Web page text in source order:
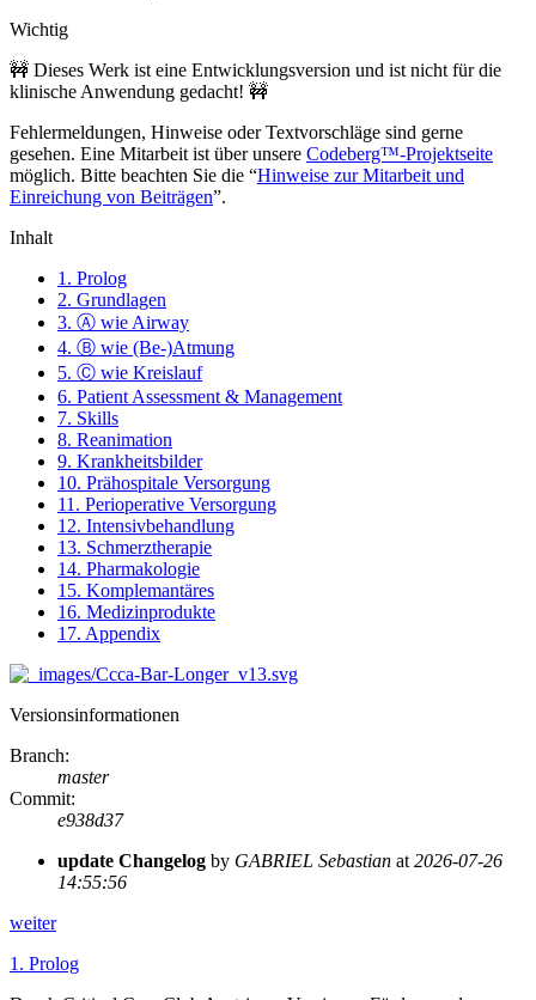
Wichtig
🚧 Dieses Werk ist eine Entwicklungsversion und ist nicht für die
klinische Anwendung gedacht! 🚧
Fehlermeldungen, Hinweise oder Textvorschläge sind gerne
gesehen. Eine Mitarbeit ist über unsere Codeberg™-Projektseite
möglich. Bitte beachten Sie die “Hinweise zur Mitarbeit und
Einreichung von Beiträgen”.
Inhalt
1. Prolog
2. Grundlagen
3. Ⓐ wie Airway
4. Ⓑ wie (Be-)Atmung
5. Ⓒ wie Kreislauf
6. Patient Assessment & Management
7. Skills
8. Reanimation
9. Krankheitsbilder
10. Prähospitale Versorgung
11. Perioperative Versorgung
12. Intensivbehandlung
13. Schmerztherapie
14. Pharmakologie
15. Komplemantäres
16. Medizinprodukte
17. Appendix
Versionsinformationen
Branch:
master
Commit:
e938d37
update Changelog by GABRIEL Sebastian at 2026-07-26
14:55:56
weiter
1. Prolog